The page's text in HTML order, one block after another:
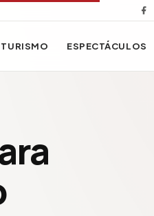
TURISMO ESPECTÁCULOS